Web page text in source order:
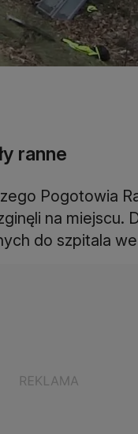
ranne
Pogotowia
na miejscu.
do szpitala we